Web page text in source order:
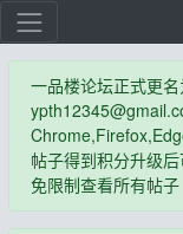
一品楼论坛正式更
帖子得到积分升级
免限制查看所有帖子